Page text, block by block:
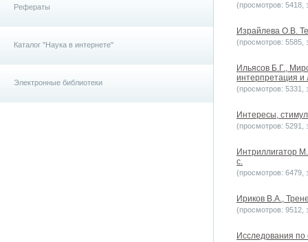
Рефераты
Каталог "Наука в интернете"
Электронные библиотеки
(просмотров: 5418,
Израйлева О.В.
(просмотров: 5585,
Ильясов Б.Г.,
интерпретация и
(просмотров: 5331,
Интересы,
(просмотров: 5291,
Интриллигатор
с.
(просмотров: 6479,
Ириков В.А.,
(просмотров: 9512,
Исследования